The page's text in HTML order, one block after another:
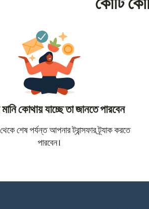
কোটি
কোথায় যাচ্ছে তা জানতে পারবেন
শেষ পর্যন্ত আপনার ট্রান্সফার ট্র্যাক করতে
পারবেন।